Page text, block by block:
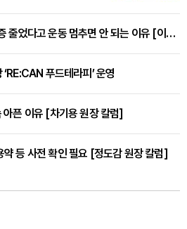
팔 들기 어려운 오십견, 통증 줄었다고 운동 멈추면 안 되는 이유 [이병욱 원장 칼럼]
푸드테라피’ 운영
픈 이유 [차기용 원장 칼럼]
약 등 사전 확인 필요 [정도감 원장 칼럼]